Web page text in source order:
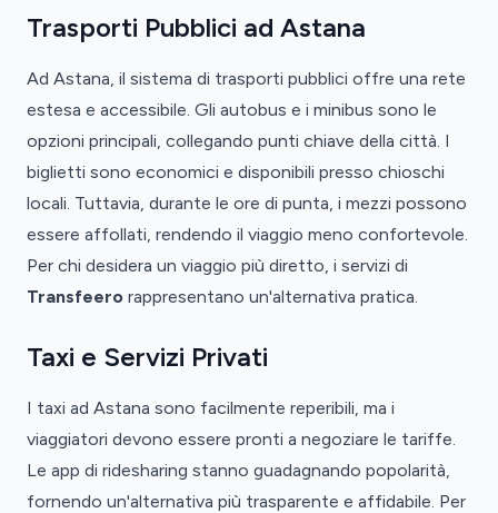
Trasporti Pubblici ad Astana
Ad Astana, il sistema di trasporti pubblici offre una rete
estesa e accessibile. Gli autobus e i minibus sono le
opzioni principali, collegando punti chiave della città. I
biglietti sono economici e disponibili presso chioschi
locali. Tuttavia, durante le ore di punta, i mezzi possono
essere affollati, rendendo il viaggio meno confortevole.
Per chi desidera un viaggio più diretto, i servizi di
Transfeero rappresentano un'alternativa pratica.
Taxi e Servizi Privati
I taxi ad Astana sono facilmente reperibili, ma i
viaggiatori devono essere pronti a negoziare le tariffe.
Le app di ridesharing stanno guadagnando popolarità,
fornendo un'alternativa più trasparente e affidabile. Per